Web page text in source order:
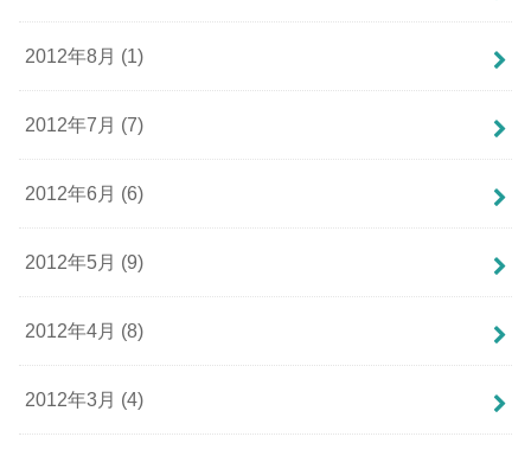
2012年8月 (1)
2012年7月 (7)
2012年6月 (6)
2012年5月 (9)
2012年4月 (8)
2012年3月 (4)